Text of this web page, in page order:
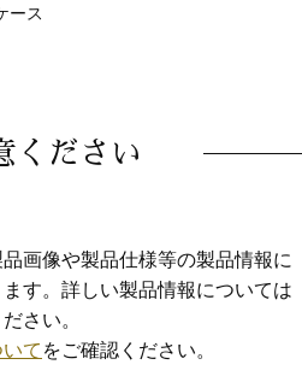
ース
ください
画像や製品仕様等の製品情報に
す。詳しい製品情報については
さい。
て をご確認ください。